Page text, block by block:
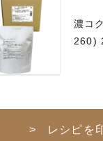
濃コ
260)
> レシピを